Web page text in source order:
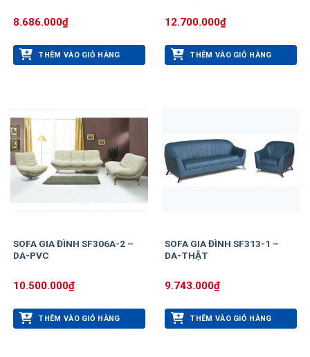
8.686.000₫
THÊM VÀO GIỎ HÀNG
12.700.000₫
THÊM VÀO GIỎ HÀNG
SOFA GIA ĐÌNH SF306A-2 –
DA-PVC
10.500.000₫
THÊM VÀO GIỎ HÀNG
SOFA GIA ĐÌNH SF313-1 –
DA-THẬT
9.743.000₫
THÊM VÀO GIỎ HÀNG